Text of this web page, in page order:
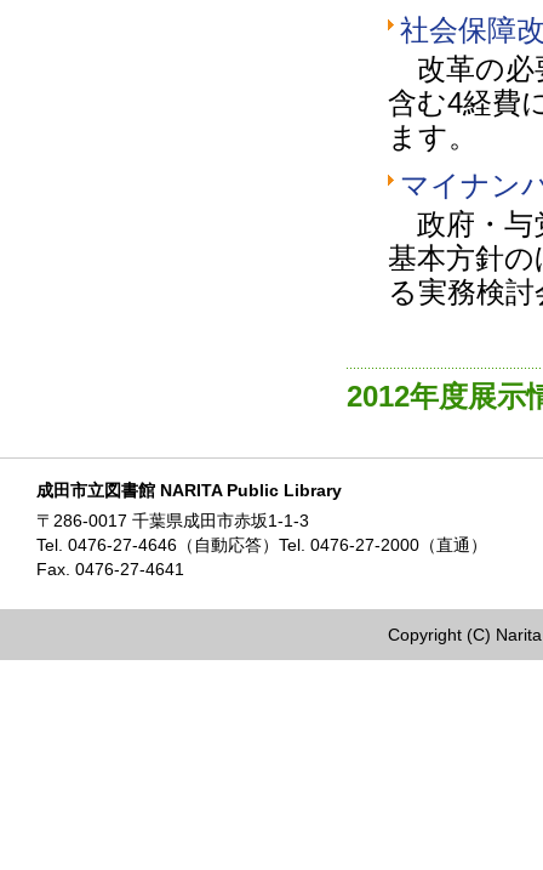
社会保障
改革の必
含む4経費
ます。
マイナン
政府・与
基本方針
る実務検
2012年度展示
成田市立図書館 NARITA Public Library
〒286-0017 千葉県成田市赤坂1-1-3
Tel. 0476-27-4646（自動応答）Tel. 0476-27-2000（直通）
Fax. 0476-27-4641
Copyright (C)